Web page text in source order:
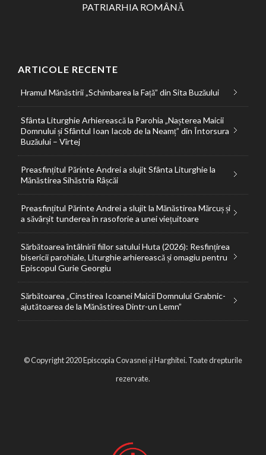
PATRIARHIA ROMÂNĂ
ARTICOLE RECENTE
Hramul Mănăstirii „Schimbarea la Față” din Sita Buzăului
Sfânta Liturghie Arhierească la Parohia „Nașterea Maicii
Domnului și Sfântul Ioan Iacob de la Neamț” din Întorsura
Buzăului – Vîrtej
Preasfințitul Părinte Andrei a slujit Sfânta Liturghie la
Mănăstirea Sihăstria Râșcăi
Preasfințitul Părinte Andrei a slujit la Mănăstirea Mărcuș și
a săvârșit tunderea în rasoforie a unei viețuitoare
Sărbătoarea întâlnirii fiilor satului Huta (2026): Resfințirea
bisericii parohiale, Liturghie arhierească și omagiu pentru
Episcopul Gurie Georgiu
Sărbătoarea „Cinstirea Icoanei Maicii Domnului Grabnic-
ajutătoarea de la Mănăstirea Dintr-un Lemn”
© Copyright 2020 Episcopia Covasnei și Harghitei. Toate drepturile
rezervate.